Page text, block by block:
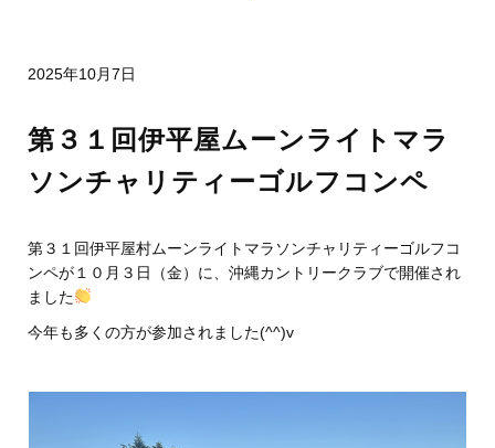
2025年10月7日
第３１回伊平屋ムーンライトマラ
ソンチャリティーゴルフコンペ
第３１回伊平屋村ムーンライトマラソンチャリティーゴルフコ
ンペが１０月３日（金）に、沖縄カントリークラブで開催され
ました
今年も多くの方が参加されました(^^)v